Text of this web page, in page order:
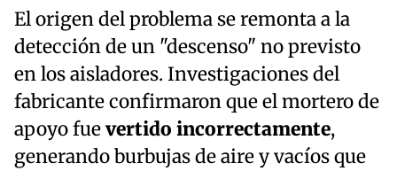
El origen del problema se remonta a la
detección de un "descenso" no previsto
en los aisladores. Investigaciones del
fabricante confirmaron que el mortero de
apoyo fuevertido incorrectamente,
generando burbujas de aire y vacíos que